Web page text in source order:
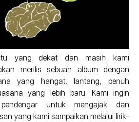
yang dekat dan masih kami
merilis sebuah album dengan
yang hangat, lantang, penuh
yang lebih baru. Kami ingin
untuk mengajak dan
yang kami sampaikan melalui lirik-